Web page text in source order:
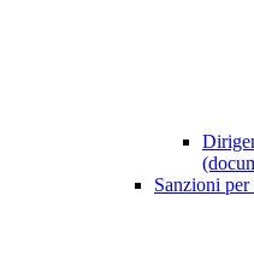
Sanzioni